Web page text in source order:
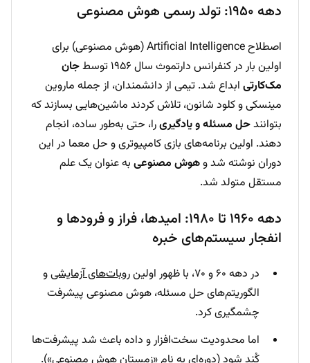
دهه ۱۹۵۰: تولد رسمی هوش مصنوعی
اصطلاح Artificial Intelligence (هوش مصنوعی) برای
اولین بار در کنفرانس دارتموث سال ۱۹۵۶ توسط
جان
مک‌کارتی ابداع شد. تیمی از دانشمندان، از جمله ماروین
مینسکی و کلود شانون، تلاش کردند ماشین‌هایی بسازند که
بتوانندحل مسئله و یادگیریرا، حتی به‌طور ساده، انجام
دهند. اولین برنامه‌های بازی کامپیوتری و حل معما در این
دوران نوشته شد وهوش مصنوعی به عنوان یک علم
مستقل متولد شد.
دهه ۱۹۶۰ تا ۱۹۸۰: امیدها، فراز و فرودها و
انفجار سیستم‌های خبره
در دهه ۶۰ و ۷۰، با ظهور اولین روبات‌های آزمایشیو
الگوریتم‌های حل مسئله، هوش مصنوعی پیشرفت
چشمگیری کرد.
اما محدودیت سخت‌افزار و داده باعث شد پیشرفت‌ها